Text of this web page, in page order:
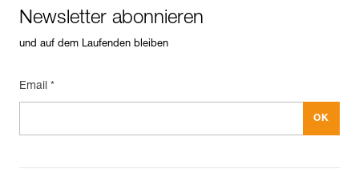
Newsletter abonnieren
und auf dem Laufenden bleiben
Email *